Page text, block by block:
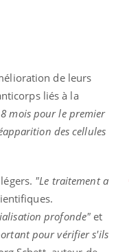
de leurs
liés à la
mois pour le premier
des cellules
"Le traitement a
profonde" et
pour vérifier s'ils